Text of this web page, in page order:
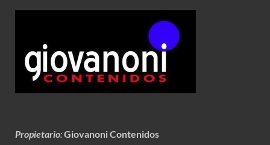
Propietario:Giovanoni Contenidos